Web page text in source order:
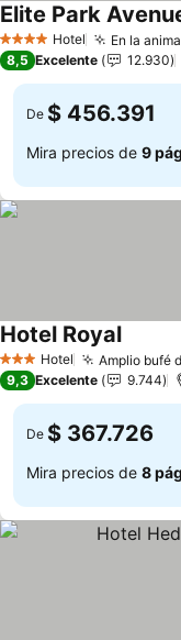
4 EstrellasHotel En la
Elite Park
8,5 Excelente 12.930
De $ 456.391
Mira precios de 9
3 Estrellas
Hotel Amplio bufé
Hotel RoyalVer
9,3 Excelente 9.744
De $ 367.726
Mira precios de 8